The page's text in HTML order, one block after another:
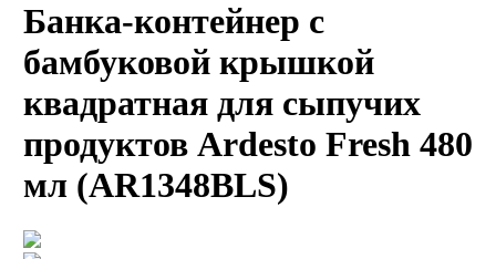
Банка-контейнер с
бамбуковой крышкой
квадратная для сыпучих
продуктов Ardesto Fresh 480
мл (AR1348BLS)